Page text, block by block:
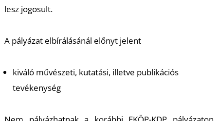
lesz jogosult.
A pályázat elbírálásánál előnyt jelent
kiváló művészeti, kutatási, illetve publikációs
tevékenység